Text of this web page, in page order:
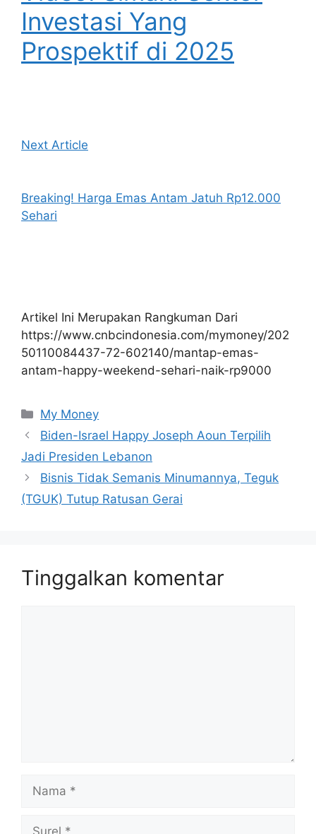
Investasi Yang
Prospektif di 2025
Next Article
Breaking! Harga Emas Antam Jatuh Rp12.000
Sehari
Artikel Ini Merupakan Rangkuman Dari
https://www.cnbcindonesia.com/mymoney/202
50110084437-72-602140/mantap-emas-
antam-happy-weekend-sehari-naik-rp9000
Kategori
My Money
Biden-Israel Happy Joseph Aoun Terpilih
Jadi Presiden Lebanon
Bisnis Tidak Semanis Minumannya, Teguk
(TGUK) Tutup Ratusan Gerai
Tinggalkan komentar